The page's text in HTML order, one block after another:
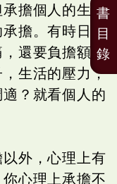
擔個人的生活
擔。有時日常
還要負擔額外
生活的壓力，
？就看個人的
外，心理上有
心理上承擔不
書
目
錄